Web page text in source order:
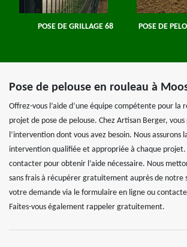
POSE DE GRILLAGE 68
POSE DE
Pose de pelouse en rouleau à
Offrez-vous l’aide d’une équipe compétente pour la
projet de pose de pelouse. Chez Artisan Berger,
l’intervention dont vous avez besoin. Nous assurons
intervention qualifiée et appropriée à chaque projet.
contacter pour obtenir l’aide nécessaire. Nous
sans frais à récupérer gratuitement auprès de notre
votre demande via le formulaire en ligne ou
Faites-vous également rappeler gratuitement.